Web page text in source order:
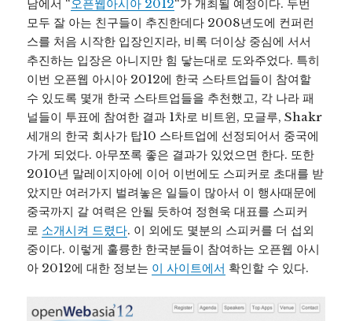
남에서 “오픈웹아시아 2012“가 개최될 예정이다. 두번
모두 잘 아는 친구들이 추진한데다 2008년도에 컨퍼런
스를 처음 시작한 입장인지라, 비록 더이상 중심에 서서
추진하는 입장은 아니지만 힘 닿는대로 도와주었다. 특히
이번 오픈웹 아시아 2012에 한국 스타트업들이 참여할
수 있도록 몇개 한국 스타트업들을 추천했고, 각 나라 패
널들이 투표에 참여한 결과 1차로 비트윈, 모글루, Shakr
세개의 한국 회사가 탑10 스타트업에 선정되어서 중국에
가게 되었다. 아무쪼록 좋은 결과가 있었으면 한다. 또한
2010년 말레이지아에 이어 이번에도 스피커로 초대를 받
았지만 여러가지 벌려놓은 일들이 많아서 이 행사때문에
중국까지 갈 여력은 안될 듯하여 정현욱 대표를 스피커
로 소개시켜 드렸다. 이 외에도 몇분의 스피커를 더 섭외
중이다. 이렇게 훌륭한 한국분들이 참여하는 오픈웹 아시
아 2012에 대한 정보는 이 사이트에서 확인할 수 있다.